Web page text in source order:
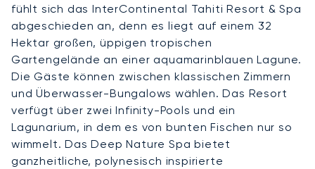
fühlt sich das InterContinental Tahiti Resort & Spa
abgeschieden an, denn es liegt auf einem 32
Hektar großen, üppigen tropischen
Gartengelände an einer aquamarinblauen Lagune.
Die Gäste können zwischen klassischen Zimmern
und Überwasser-Bungalows wählen. Das Resort
verfügt über zwei Infinity-Pools und ein
Lagunarium, in dem es von bunten Fischen nur so
wimmelt. Das Deep Nature Spa bietet
ganzheitliche, polynesisch inspirierte